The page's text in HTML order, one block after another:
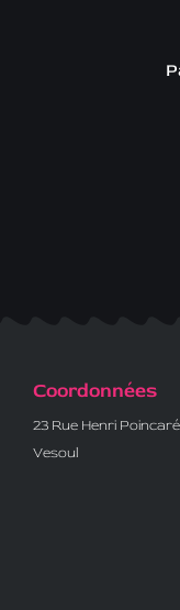
Coordonnées
23 Rue Henri
Vesoul